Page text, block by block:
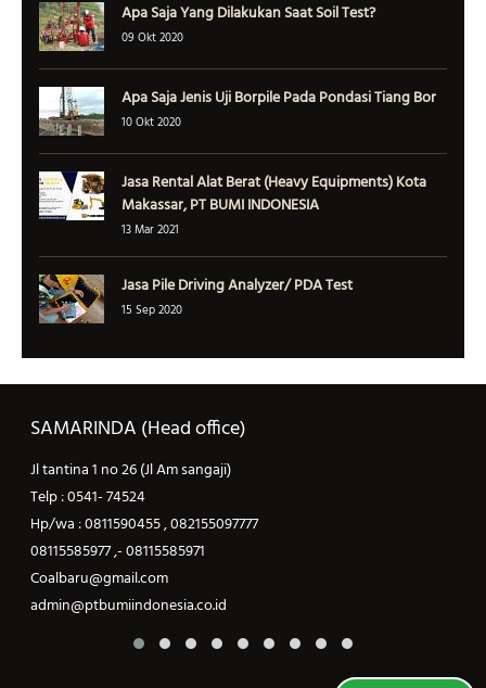
Apa Saja Yang Dilakukan Saat Soil Test?
09 Okt 2020
Apa Saja Jenis Uji Borpile Pada Pondasi Tiang Bor
10 Okt 2020
Jasa Rental Alat Berat (Heavy Equipments) Kota
Makassar, PT BUMI INDONESIA
13 Mar 2021
Jasa Pile Driving Analyzer/ PDA Test
15 Sep 2020
SAMARINDA (Head office)
Jl tantina 1 no 26 (Jl Am sangaji)
Telp : 0541- 74524
Hp/wa : 0811590455 , 082155097777
08115585977 ,- 08115585971
Coalbaru@gmail.com
admin@ptbumiindonesia.co.id